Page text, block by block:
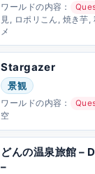
ワールドの内容：
見, ロポリこん, 焼き芋
メ
Stargazer
景観
ワールドの内容：
空
どんの温泉旅館 –
–